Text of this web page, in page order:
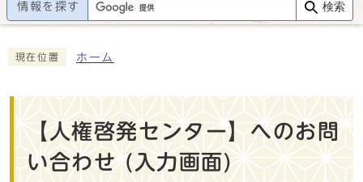
情報を探す 検索
現在位置 ホーム
【人権啓発センター】へのお問
い合わせ (入力画面)